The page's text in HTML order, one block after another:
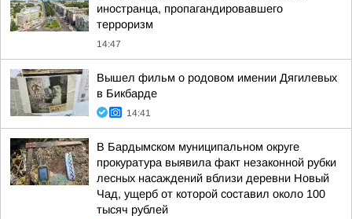
иностранца, пропагандировавшего
терроризм
14:47
Вышел фильм о родовом имении Дягилевых
в Бикбарде
14:41
В Бардымском муниципальном округе
прокуратура выявила факт незаконной рубки
лесных насаждений вблизи деревни Новый
Чад, ущерб от которой составил около 100
тысяч рублей